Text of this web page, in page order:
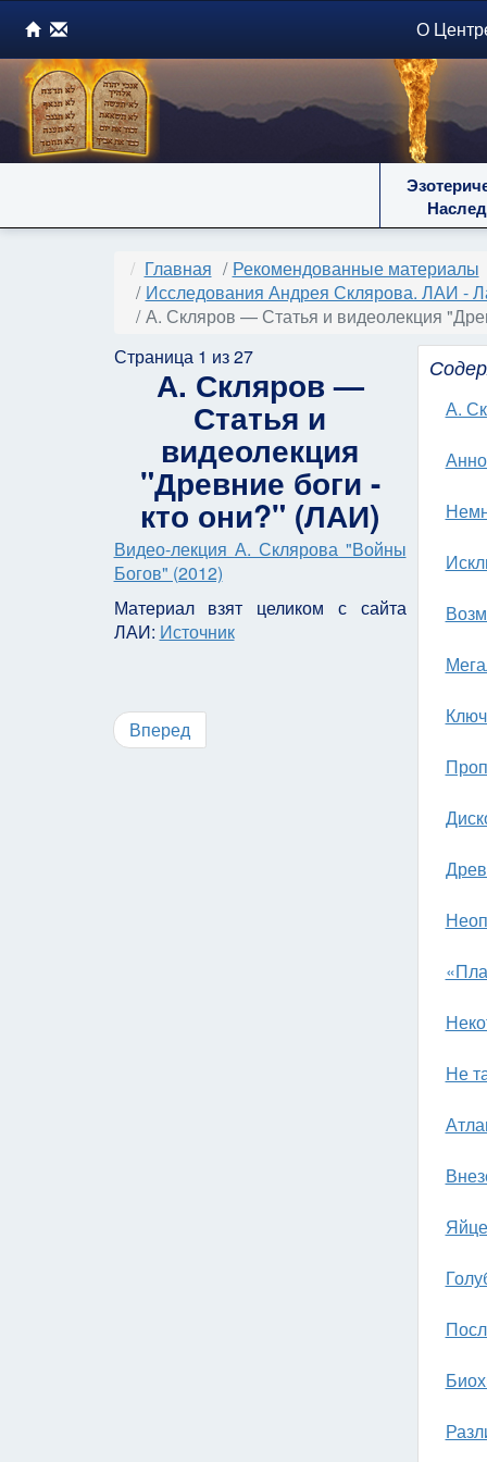
О
Главная Рекомендованные материалы
Исследования Андрея Склярова. ЛАИ -
А. Скляров — Статья и видеолекция
А.
Не
Страница 1 из 27
А. Скляров —
Статья и
видеолекция
"Древние боги -
кто они?" (ЛАИ)
Видео-лекция А. Склярова "Войны
Богов" (2012)
Материал взят целиком с сайта
ЛАИ: Источник
Вперед